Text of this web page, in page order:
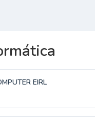
EIRL